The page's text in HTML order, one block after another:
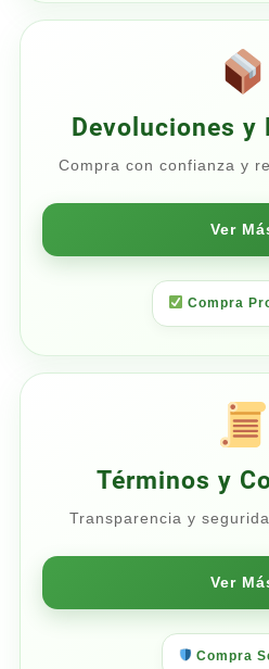
Devoluciones y
Compra con confianza y
Ver
Compra
Términos y
Transparencia y
Ver
Compra